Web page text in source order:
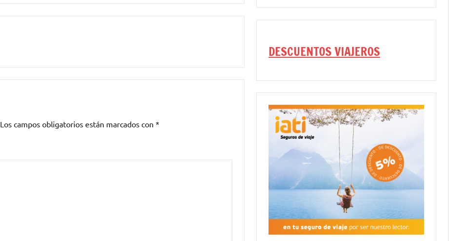
Los campos obligatorios están marcados con *
DESCUENTOS VIAJEROS